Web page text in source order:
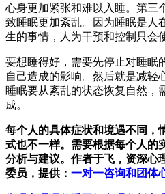
心身更加紧张和难以入睡。第三
致睡眠更加紊乱。因为睡眠是人
生的事情，人为干预和控制只会
要想睡得好，需要先停止对睡眠
自己造成的影响。然后就是减轻
睡眠要从紊乱的状态恢复自然，
成。
每个人的具体症状和境遇不同，
式也不一样。需要根据每个人的
分析与建议。作者于飞，资深心
委员，提供： 一对一咨询和团体